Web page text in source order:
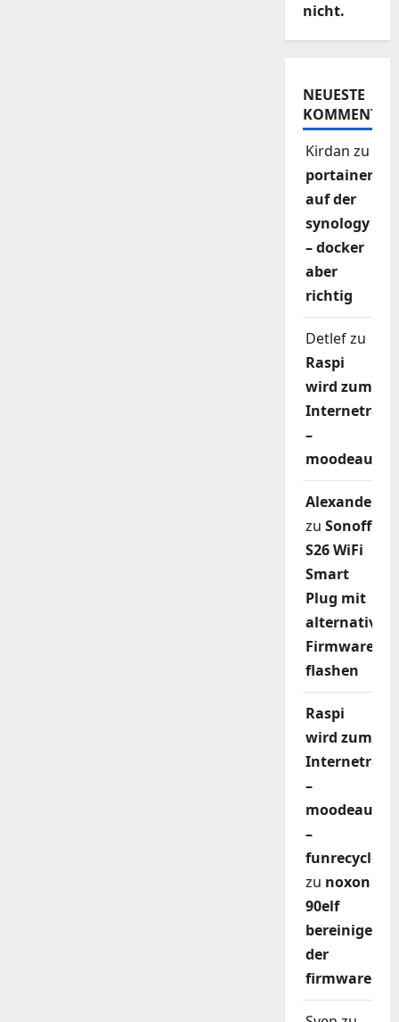
nicht.
NEUESTE
Kirdan zu
portainer
auf der
synology
– docker
aber
richtig
Detlefzu
Raspi
wird zum
–
moodeaudio
Alexander
zu Sonoff
S26 WiFi
Smart
Plug mit
alternativer
Firmware
flashen
Raspi
wird zum
–
moodeaudio
–
funrecycler
zu noxon
90elf
bereinigen
der
firmware